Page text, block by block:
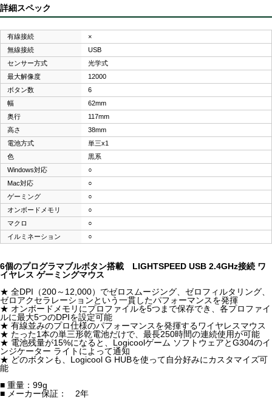
詳細スペック
有線接続
×
無線接続
USB
センサー方式
光学式
最大解像度
12000
ボタン数
6
幅
62mm
奥行
117mm
高さ
38mm
電池方式
単三x1
色
黒系
Windows対応
○
Mac対応
○
ゲーミング
○
オンボードメモリ
○
マクロ
○
イルミネーション
○
6個のプログラマブルボタン搭載 LIGHTSPEED USB 2.4GHz接続 ワ
イヤレス ゲーミングマウス
★ 全DPI（200～12,000）でゼロスムージング、ゼロフィルタリング、
ゼロアクセラレーションという一貫したパフォーマンスを発揮
★ オンボードメモリにプロファイルを5つまで保存でき、各プロファイ
ルに最大5つのDPIを設定可能
★ 有線並みのプロ仕様のパフォーマンスを発揮するワイヤレスマウス
★ たった1本の単三形乾電池だけで、最長250時間の連続使用が可能
★ 電池残量が15%になると、Logicoolゲーム ソフトウェアとG304のイ
ンジケーター ライトによって通知
★ どのボタンも、Logicool G HUBを使って自分好みにカスタマイズ可
能
■ 重量：99g
■ メーカー保証： 2年